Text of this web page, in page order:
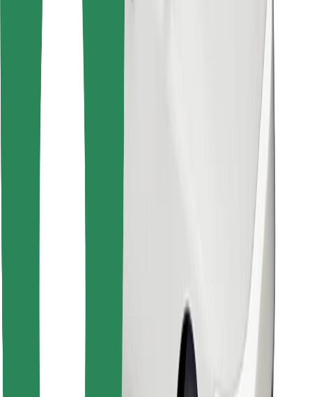
Lejupielādē Bolt lietotni
Atrodi savas mīļākās maltītes!
Lejupielādē Bolt Food lietotni